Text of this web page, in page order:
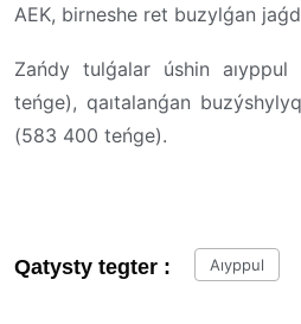
AEK, birneshe ret buzylǵan
Zańdy tulǵalar úshin
teńge), qaıtalanǵan
(583 400 teńge).
Qatysty tegter : Aıyppul